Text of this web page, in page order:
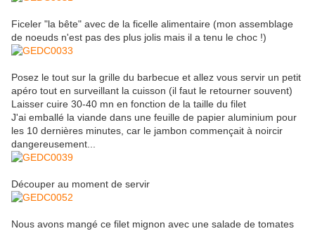
Ficeler "la bête" avec de la ficelle alimentaire (mon assemblage
de noeuds n'est pas des plus jolis mais il a tenu le choc !)
Posez le tout sur la grille du barbecue et allez vous servir un petit
apéro tout en surveillant la cuisson (il faut le retourner souvent)
Laisser cuire 30-40 mn en fonction de la taille du filet
J'ai emballé la viande dans une feuille de papier aluminium pour
les 10 dernières minutes, car le jambon commençait à noircir
dangereusement...
Découper au moment de servir
Nous avons mangé ce filet mignon avec une salade de tomates